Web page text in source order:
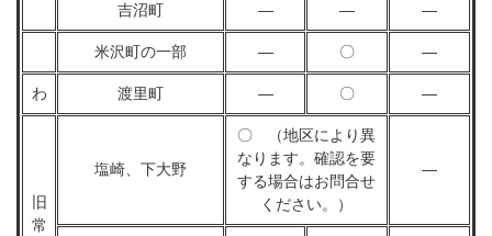
吉沼町 ― ― ―
米沢町の一部 ― 〇 ―
わ 渡里町 ― 〇 ―
旧
常
塩崎、下大野
〇 （地区により異
なります。確認を要
する場合はお問合せ
ください。）
―